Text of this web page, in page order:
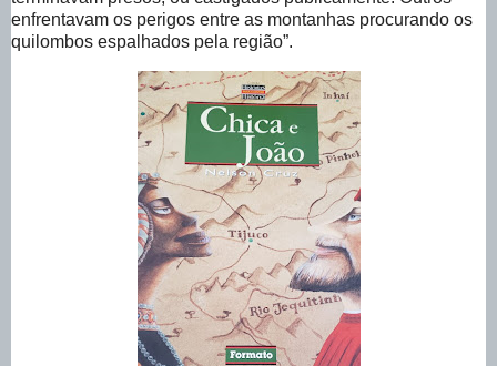
enfrentavam os perigos entre as montanhas procurando os
quilombos espalhados pela região”.